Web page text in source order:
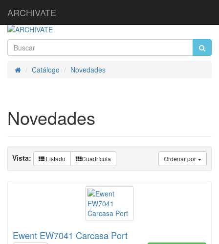
ARCHIVATE
InicioCatálogo Novedades
Novedades
Ordenar por
Vista: Listado Cuadrícula
Ewent EW7041 Carcasa Port